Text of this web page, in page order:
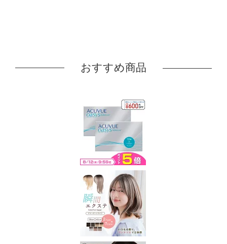
おすすめ商品